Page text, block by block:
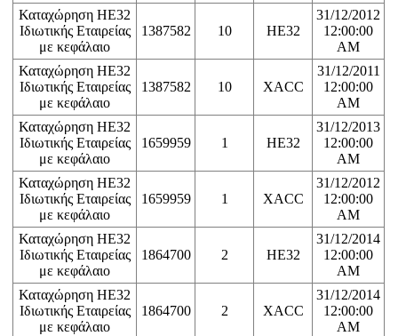
Καταχώρηση ΗΕ32
Ιδιωτικής Εταιρείας
με κεφάλαιο
1387582 10 HE32
31/12/2012
12:00:00
AM
Καταχώρηση ΗΕ32
Ιδιωτικής Εταιρείας
με κεφάλαιο
1387582 10 XACC
31/12/2011
12:00:00
AM
Καταχώρηση ΗΕ32
Ιδιωτικής Εταιρείας
με κεφάλαιο
1659959 1 HE32
31/12/2013
12:00:00
AM
Καταχώρηση ΗΕ32
Ιδιωτικής Εταιρείας
με κεφάλαιο
1659959 1 XACC
31/12/2012
12:00:00
AM
Καταχώρηση ΗΕ32
Ιδιωτικής Εταιρείας
με κεφάλαιο
1864700 2 HE32
31/12/2014
12:00:00
AM
Καταχώρηση ΗΕ32
Ιδιωτικής Εταιρείας
με κεφάλαιο
1864700 2 XACC
31/12/2014
12:00:00
AM